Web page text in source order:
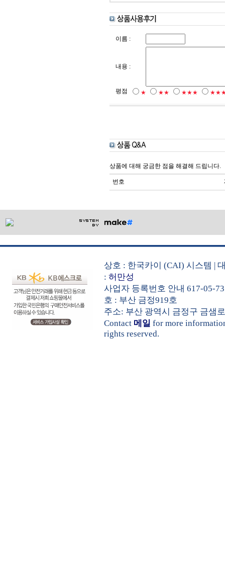
이름 :
내용 :
평점 ★ ★★ ★★★
상품에 대해 궁금한 점을 해결해 드립니다.
번호
상호 : 한국카이 (CAI) 시스템 |
: 허만성
사업자 등록번호 안내 617-05-
호 : 부산 금정919호
주소: 부산 광역시 금정구 금샘
Contact 메일 for more
rights reserved.